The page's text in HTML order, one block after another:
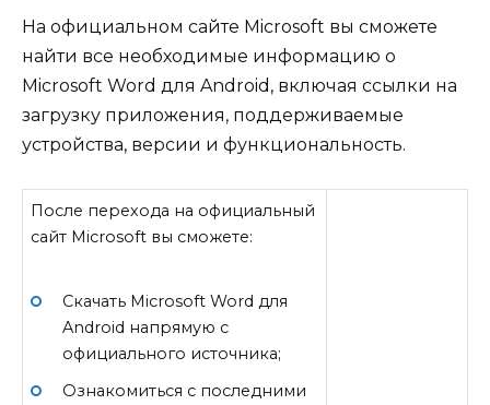
На официальном сайте Microsoft вы сможете
найти все необходимые информацию о
Microsoft Word для Android, включая ссылки на
загрузку приложения, поддерживаемые
устройства, версии и функциональность.
После перехода на официальный
сайт Microsoft вы сможете:
Скачать Microsoft Word для
Android напрямую с
официального источника;
Ознакомиться с последними